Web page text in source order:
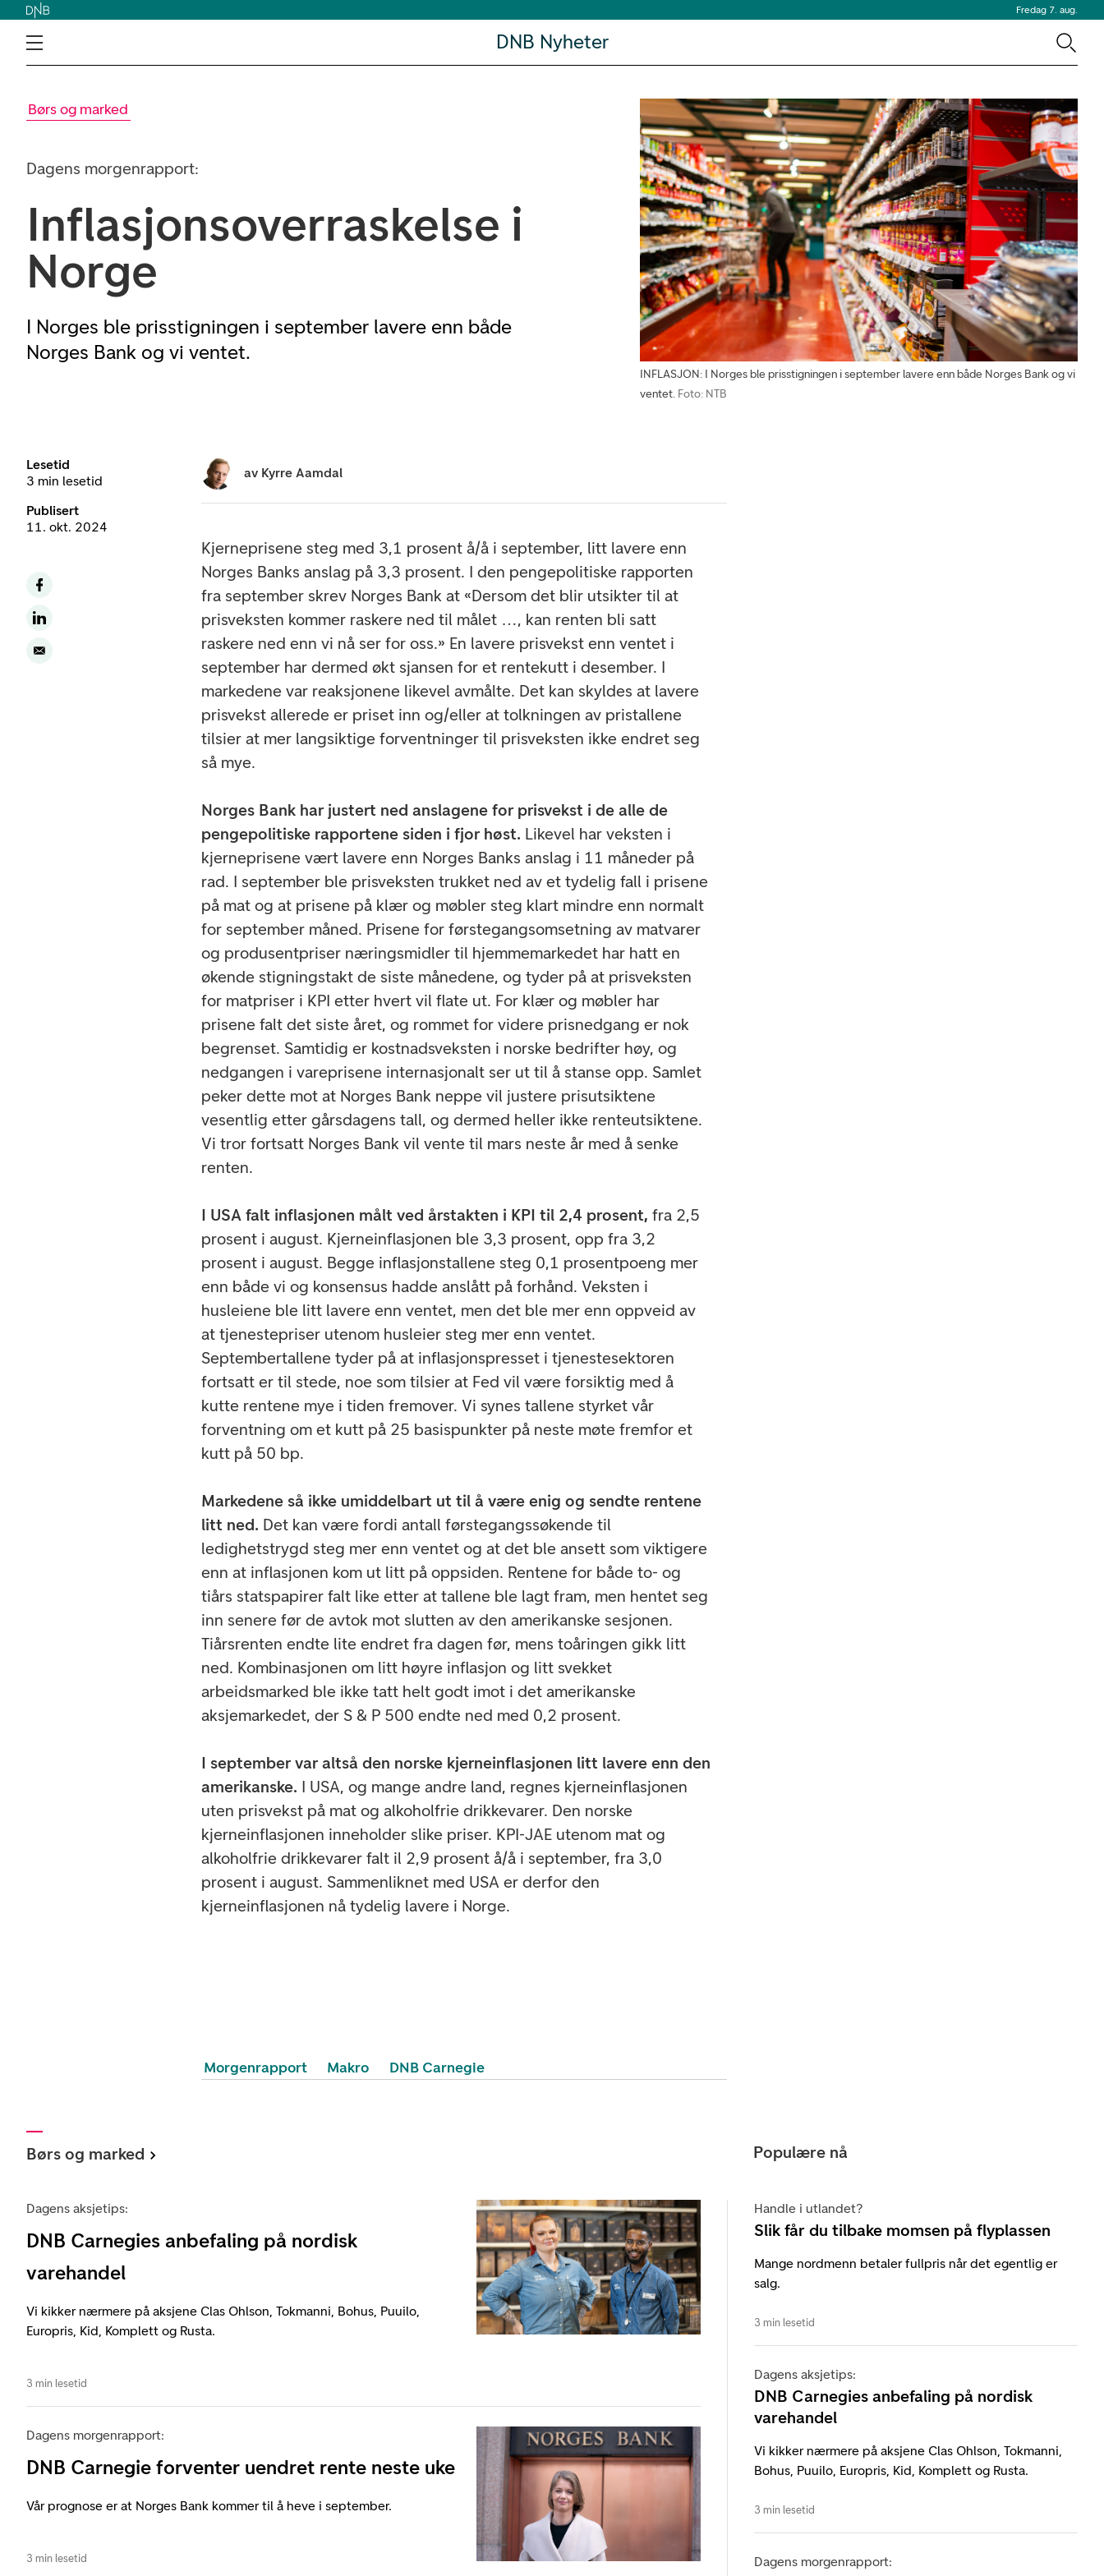
Fredag 7. aug.
DNB Nyheter
Børs og marked
Dagens morgenrapport:
Inflasjonsoverraskelse i
Norge
I Norges ble prisstigningen i september lavere enn både
Norges Bank og vi ventet.
INFLASJON: I Norges ble prisstigningen i september lavere enn både Norges Bank og vi
ventet. Foto: NTB
Lesetid
3 min lesetid
Publisert
11. okt. 2024
av Kyrre Aamdal
Kjerneprisene steg med 3,1 prosent å/å i september, litt lavere enn
Norges Banks anslag på 3,3 prosent. I den pengepolitiske rapporten
fra september skrev Norges Bank at «Dersom det blir utsikter til at
prisveksten kommer raskere ned til målet …, kan renten bli satt
raskere ned enn vi nå ser for oss.» En lavere prisvekst enn ventet i
september har dermed økt sjansen for et rentekutt i desember. I
markedene var reaksjonene likevel avmålte. Det kan skyldes at lavere
prisvekst allerede er priset inn og/eller at tolkningen av pristallene
tilsier at mer langsiktige forventninger til prisveksten ikke endret seg
så mye.
Norges Bank har justert ned anslagene for prisvekst i de alle de
pengepolitiske rapportene siden i fjor høst. Likevel har veksten i
kjerneprisene vært lavere enn Norges Banks anslag i 11 måneder på
rad. I september ble prisveksten trukket ned av et tydelig fall i prisene
på mat og at prisene på klær og møbler steg klart mindre enn normalt
for september måned. Prisene for førstegangsomsetning av matvarer
og produsentpriser næringsmidler til hjemmemarkedet har hatt en
økende stigningstakt de siste månedene, og tyder på at prisveksten
for matpriser i KPI etter hvert vil flate ut. For klær og møbler har
prisene falt det siste året, og rommet for videre prisnedgang er nok
begrenset. Samtidig er kostnadsveksten i norske bedrifter høy, og
nedgangen i vareprisene internasjonalt ser ut til å stanse opp. Samlet
peker dette mot at Norges Bank neppe vil justere prisutsiktene
vesentlig etter gårsdagens tall, og dermed heller ikke renteutsiktene.
Vi tror fortsatt Norges Bank vil vente til mars neste år med å senke
renten.
I USA falt inflasjonen målt ved årstakten i KPI til 2,4 prosent, fra 2,5
prosent i august. Kjerneinflasjonen ble 3,3 prosent, opp fra 3,2
prosent i august. Begge inflasjonstallene steg 0,1 prosentpoeng mer
enn både vi og konsensus hadde anslått på forhånd. Veksten i
husleiene ble litt lavere enn ventet, men det ble mer enn oppveid av
at tjenestepriser utenom husleier steg mer enn ventet.
Septembertallene tyder på at inflasjonspresset i tjenestesektoren
fortsatt er til stede, noe som tilsier at Fed vil være forsiktig med å
kutte rentene mye i tiden fremover. Vi synes tallene styrket vår
forventning om et kutt på 25 basispunkter på neste møte fremfor et
kutt på 50 bp.
Markedene så ikke umiddelbart ut til å være enig og sendte rentene
litt ned. Det kan være fordi antall førstegangssøkende til
ledighetstrygd steg mer enn ventet og at det ble ansett som viktigere
enn at inflasjonen kom ut litt på oppsiden. Rentene for både to- og
tiårs statspapirer falt like etter at tallene ble lagt fram, men hentet seg
inn senere før de avtok mot slutten av den amerikanske sesjonen.
Tiårsrenten endte lite endret fra dagen før, mens toåringen gikk litt
ned. Kombinasjonen om litt høyre inflasjon og litt svekket
arbeidsmarked ble ikke tatt helt godt imot i det amerikanske
aksjemarkedet, der S & P 500 endte ned med 0,2 prosent.
I september var altså den norske kjerneinflasjonen litt lavere enn den
amerikanske. I USA, og mange andre land, regnes kjerneinflasjonen
uten prisvekst på mat og alkoholfrie drikkevarer. Den norske
kjerneinflasjonen inneholder slike priser. KPI-JAE utenom mat og
alkoholfrie drikkevarer falt il 2,9 prosent å/å i september, fra 3,0
prosent i august. Sammenliknet med USA er derfor den
kjerneinflasjonen nå tydelig lavere i Norge.
Morgenrapport Makro DNB Carnegie
Børs og marked
Dagens aksjetips:
DNB Carnegies anbefaling på nordisk
varehandel
Vi kikker nærmere på aksjene Clas Ohlson, Tokmanni, Bohus, Puuilo,
Europris, Kid, Komplett og Rusta.
3 min lesetid
Dagens morgenrapport:
DNB Carnegie forventer uendret rente neste uke
Vår prognose er at Norges Bank kommer til å heve i september.
3 min lesetid
Populære nå
Handle i utlandet?
Slik får du tilbake momsen på flyplassen
Mange nordmenn betaler fullpris når det egentlig er
salg.
3 min lesetid
Dagens aksjetips:
DNB Carnegies anbefaling på nordisk
varehandel
Vi kikker nærmere på aksjene Clas Ohlson, Tokmanni,
Bohus, Puuilo, Europris, Kid, Komplett og Rusta.
3 min lesetid
Dagens morgenrapport: